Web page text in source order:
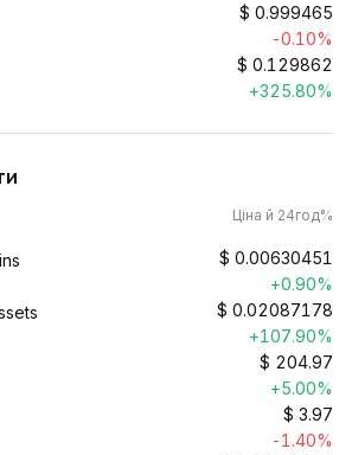
$ 0.999465
-0.10%
$ 0.129862
+325.80%
Ціна й 24год%
$ 0.00630451
+0.90%
$ 0.02087178
+107.90%
$ 204.97
+5.00%
$ 3.97
-1.40%